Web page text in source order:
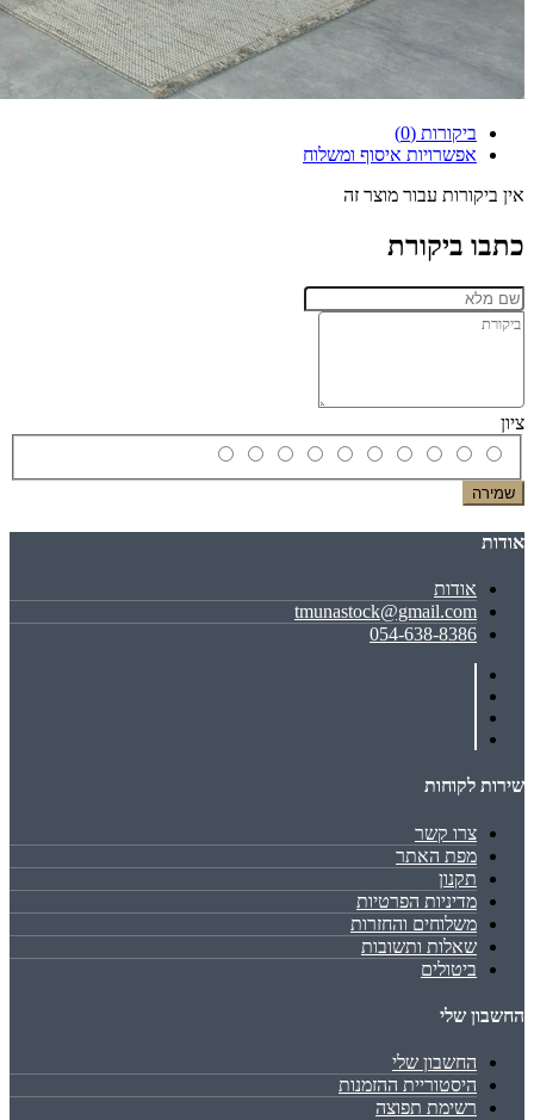
ביקורות (0)
אפשרויות איסוף ומשלוח
אין ביקורות עבור מוצר זה
כתבו ביקורת
ציון
שמירה
אודות
אודות
tmunastock@gmail.com
054-638-8386
שירות לקוחות
צרו קשר
מפת האתר
תקנון
מדיניות הפרטיות
משלוחים והחזרות
שאלות ותשובות
ביטולים
החשבון שלי
החשבון שלי
היסטוריית ההזמנות
רשימת תפוצה